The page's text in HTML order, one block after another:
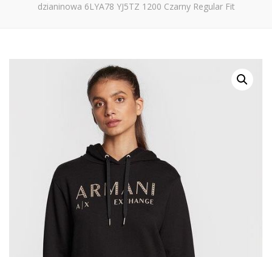
dzianinowa 6LYA78 YJ5TZ 1200 Czarny Regular Fit